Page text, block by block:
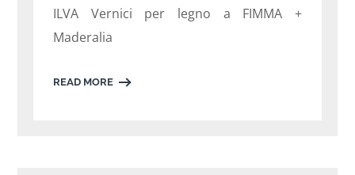
ILVA Vernici per legno a FIMMA +
Maderalia
READ MORE